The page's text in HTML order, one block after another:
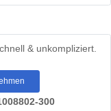
& unkompliziert.
300